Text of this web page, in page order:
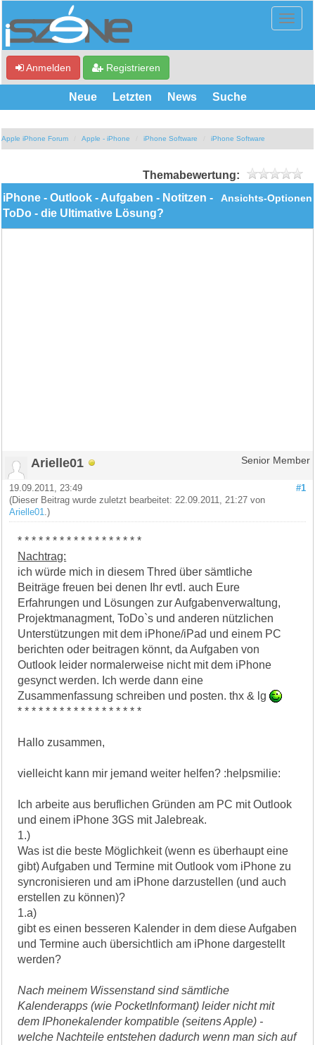
Anmelden Registrieren
Neue Letzten News Suche
Apple iPhone Forum Apple - iPhone iPhone Software iPhone Software
Themabewertung:
Ansichts-Optionen
iPhone - Outlook - Aufgaben - Notitzen -
ToDo - die Ultimative Lösung?
Arielle01 Senior Member
#1
19.09.2011, 23:49
(Dieser Beitrag wurde zuletzt bearbeitet: 22.09.2011, 21:27 von
Arielle01 .)
* * * * * * * * * * * * * * * * * *
Nachtrag:
ich würde mich in diesem Thred über sämtliche
Beiträge freuen bei denen Ihr evtl. auch Eure
Erfahrungen und Lösungen zur Aufgabenverwaltung,
Projektmanagment, ToDo`s und anderen nützlichen
Unterstützungen mit dem iPhone/iPad und einem PC
berichten oder beitragen könnt, da Aufgaben von
Outlook leider normalerweise nicht mit dem iPhone
gesynct werden. Ich werde dann eine
Zusammenfassung schreiben und posten. thx & lg
* * * * * * * * * * * * * * * * * *
Hallo zusammen,
vielleicht kann mir jemand weiter helfen? :helpsmilie:
Ich arbeite aus beruflichen Gründen am PC mit Outlook
und einem iPhone 3GS mit Jalebreak.
1.)
Was ist die beste Möglichkeit (wenn es überhaupt eine
gibt) Aufgaben und Termine mit Outlook vom iPhone zu
syncronisieren und am iPhone darzustellen (und auch
erstellen zu können)?
1.a)
gibt es einen besseren Kalender in dem diese Aufgaben
und Termine auch übersichtlich am iPhone dargestellt
werden?
Nach meinem Wissenstand sind sämtliche
Kalenderapps (wie PocketInformant) leider nicht mit
dem IPhonekalender kompatible (seitens Apple) -
welche Nachteile entstehen dadurch wenn man sich auf